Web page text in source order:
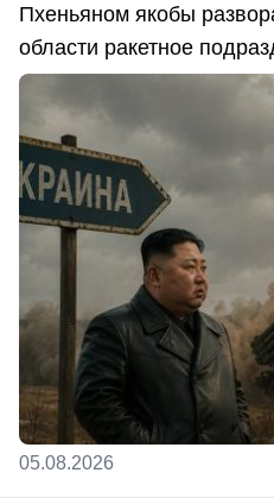
Пхеньяном якобы
области ракетное
05.08.2026